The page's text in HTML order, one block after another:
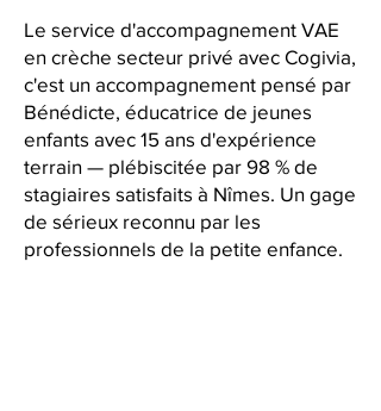
Le service d'accompagnement VAE
en crèche secteur privé avec Cogivia,
c'est un accompagnement pensé par
Bénédicte, éducatrice de jeunes
enfants avec 15 ans d'expérience
terrain — plébiscitée par 98 % de
stagiaires satisfaits à Nîmes. Un gage
de sérieux reconnu par les
professionnels de la petite enfance.